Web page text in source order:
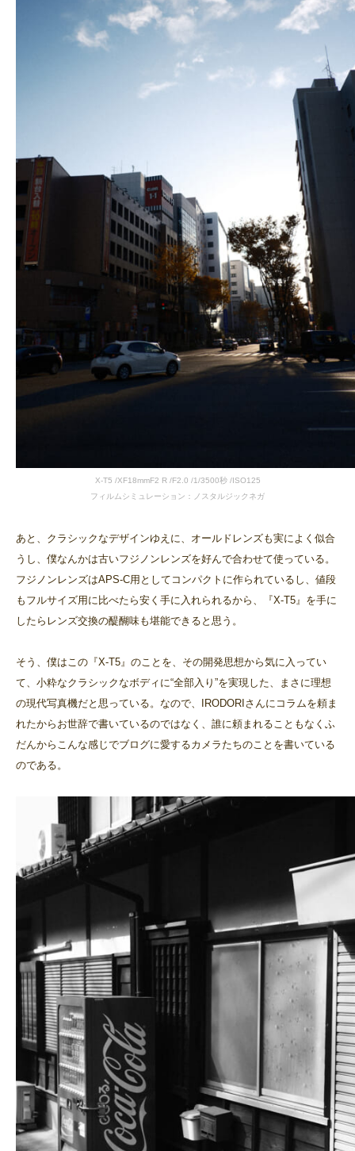
X-T5 /XF18mmF2 R /F2.0 /1/3500秒 /ISO125
フィルムシミュレーション：ノスタルジックネガ
あと、クラシックなデザインゆえに、オールドレンズも実によく似合
うし、僕なんかは古いフジノンレンズを好んで合わせて使っている。
フジノンレンズはAPS-C用としてコンパクトに作られているし、値段
もフルサイズ用に比べたら安く手に入れられるから、『X-T5』を手に
したらレンズ交換の醍醐味も堪能できると思う。
そう、僕はこの『X-T5』のことを、その開発思想から気に入ってい
て、小粋なクラシックなボディに“全部入り”を実現した、まさに理想
の現代写真機だと思っている。なので、IRODORIさんにコラムを頼ま
れたからお世辞で書いているのではなく、誰に頼まれることもなくふ
だんからこんな感じでブログに愛するカメラたちのことを書いている
のである。